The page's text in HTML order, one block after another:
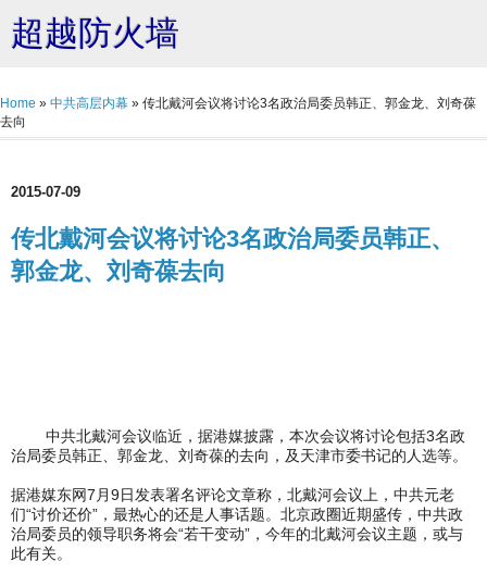
超越防火墙
Home » 中共高层内幕 » 传北戴河会议将讨论3名政治局委员韩正、郭金龙、刘奇葆
去向
2015-07-09
传北戴河会议将讨论3名政治局委员韩正、
郭金龙、刘奇葆去向
中共北戴河会议临近，据港媒披露，本次会议将讨论包括3名政
治局委员韩正、郭金龙、刘奇葆的去向，及天津市委书记的人选等。
据港媒东网7月9日发表署名评论文章称，北戴河会议上，中共元老
们“讨价还价”，最热心的还是人事话题。北京政圈近期盛传，中共政
治局委员的领导职务将会“若干变动”，今年的北戴河会议主题，或与
此有关。